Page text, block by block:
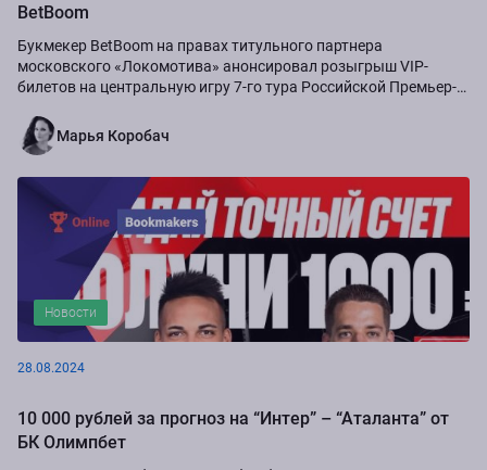
BetBoom
Букмекер BetBoom на правах титульного партнера
московского «Локомотива» анонсировал розыгрыш VIP-
билетов на центральную игру 7-го тура Российской Премьер-
Марья Коробач
Новости
28.08.2024
10 000 рублей за прогноз на “Интер” – “Аталанта” от
БК Олимпбет